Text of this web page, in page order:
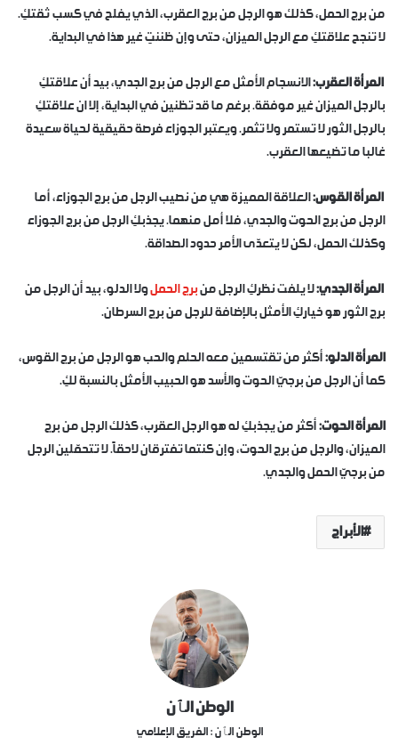
من برج الحمل، كذلك هو الرجل من برج العقرب، الذي يفلح في كسب ثقتكِ.
لا تنجح علاقتكِ مع الرجل الميزان، حتى وإن ظننتِ غير هذا في البداية.
المرأة العقرب: الانسجام الأمثل مع الرجل من برج الجدي، بيد أن علاقتكِ
بالرجل الميزان غير موفقة. برغم ما قد تظنين في البداية، إلا ان علاقتكِ
بالرجل الثور لا تستمر ولا تثمر. ويعتبر الجوزاء فرصة حقيقية لحياة سعيدة
غالبا ما تضيعها العقرب.
المرأة القوس: العلاقة المميزة هي من نصيب الرجل من برج الجوزاء، أما
الرجل من برج الحوت والجدي، فلا أمل منهما. يجذبكِ الرجل من برج الجوزاء
وكذلك الحمل، لكن لا يتعدّى الأمر حدود الصداقة.
المرأة الجدي:لا يلفت نظركِ الرجل منبرج الحملولا الدلو، بيد أن الرجل من
برج الثور هو خياركِ الأمثل بالإضافة للرجل من برج السرطان.
المرأة الدلو: أكثر من تقتسمين معه الحلم والحب هو الرجل من برج القوس،
كما أن الرجل من برجيّ الحوت والأسد هو الحبيب الأمثل بالنسبة لكِ.
المرأة الحوت: أكثر من يجذبكِ له هو الرجل العقرب، كذلك الرجل من برج
الميزان، والرجل من برج الحوت، وإن كنتما تفترقان لاحقاً. لا تتحمّلين الرجل
من برجيّ الحمل والجدي.
الأبراج
الوطن الٱن
الوطن الٱن : الفريق الإعلامي